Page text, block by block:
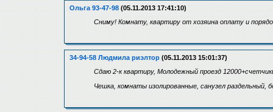
Ольга 93-47-98 (05.11.2013 17:41:10)
Cниму! Комнату, квартиру от хозяина оплату и
34-94-58 Людмила риэлтор (05.11.2013 15:01:37)
Сдаю 2-к квартиру, Молодежный проезд
Чешка, комнаты изолированные, санузел раздельный,